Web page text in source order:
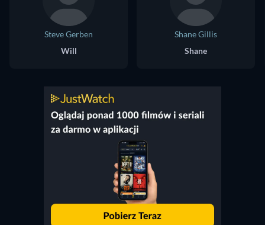
Steve Gerben
Will
Shane Gillis
Shane